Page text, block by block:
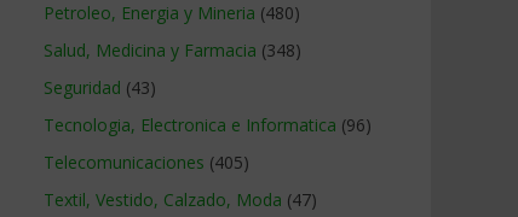
Petroleo, Energia y Mineria (480)
Salud, Medicina y Farmacia (348)
Seguridad (43)
Tecnologia, Electronica e Informatica (96)
Telecomunicaciones (405)
Textil, Vestido, Calzado, Moda (47)